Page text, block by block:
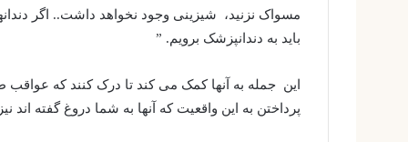
مسواک نزنید، شیزینی وجود نخواهد داشت.. اگر
باید به دندانپزشک برویم. ”
این جمله به آنها کمک می کند تا درک کنند که
پرداختن به این واقعیت که آنها به شما دروغ گفته اند